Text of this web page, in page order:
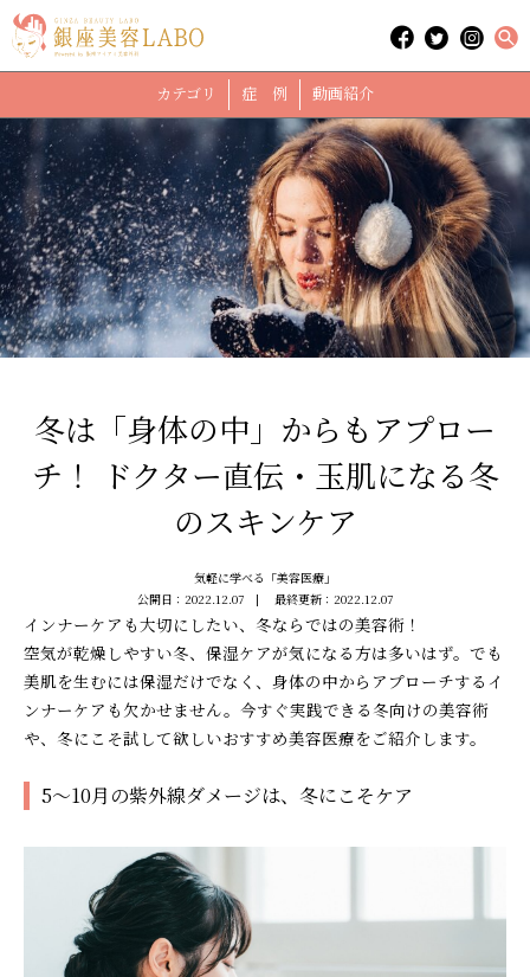
カテゴリ 症 例 動画紹介
冬は「身体の中」からもアプロー
チ！ ドクター直伝・玉肌になる冬
のスキンケア
気軽に学べる「美容医療」
公開日： 2022.12.07 最終更新： 2022.12.07
インナーケアも大切にしたい、冬ならではの美容術！
空気が乾燥しやすい冬、保湿ケアが気になる方は多いはず。でも
美肌を生むには保湿だけでなく、身体の中からアプローチするイ
ンナーケアも欠かせません。今すぐ実践できる冬向けの美容術
や、冬にこそ試して欲しいおすすめ美容医療をご紹介します。
5～10月の紫外線ダメージは、冬にこそケア